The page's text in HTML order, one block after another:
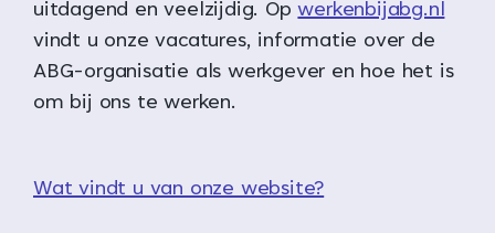
uitdagend en veelzijdig. Opwerkenbijabg.nl
vindt u onze vacatures, informatie over de
ABG-organisatie als werkgever en hoe het is
om bij ons te werken.
Wat vindt u van onze website?